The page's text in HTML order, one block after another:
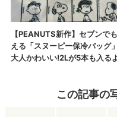
この記事の